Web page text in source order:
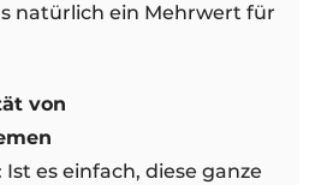
natürlich ein Mehrwert für
von
es einfach, diese ganze